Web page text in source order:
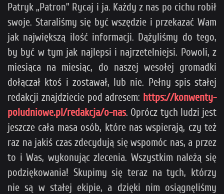
Patryk „Patron” Rycaj i ja. Każdy z nas po cichu robił
swoje. Staraliśmy się być wszędzie i przekazać Wam
jak największą ilość informacji. Dążyliśmy do tego,
by być w tym jak najlepsi i najrzetelniejsi. Powoli, z
miesiąca na miesiąc, do naszej wesołej gromadki
dołączał ktoś i zostawał, lub nie. Pełny spis stałej
redakcji znajdziecie pod adresem: https://konwenty-
poludniowe.pl/redakcja/o-nas. Oprócz tych ludzi jest
jeszcze cała masa osób, które nas wspierają, czy też
raz na jakiś czas zdecydują się wspomóc nas, a przez
to i Was, wykonując zlecenia. Wszystkim należą się
podziękowania! Skupimy się teraz na tych, którzy
nie są w stałej ekipie, a dzięki nim osiągnęliśmy